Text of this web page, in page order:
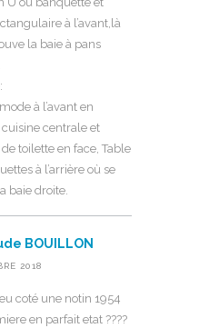
à l’avant,là
la baie à pans
à l’avant en
centrale et
toilette en face, Table
à l’arrière où se
baie droite.
BOUILLON
2018
coté une notin 1954
en parfait etat ????